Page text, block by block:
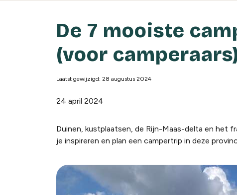
De 7 mooiste
(voor
Laatst gewijzigd: 28 augustus 2024
24 april 2024
Duinen, kustplaatsen, de Rijn-Maas-delta en het
je inspireren en plan een campertrip in deze